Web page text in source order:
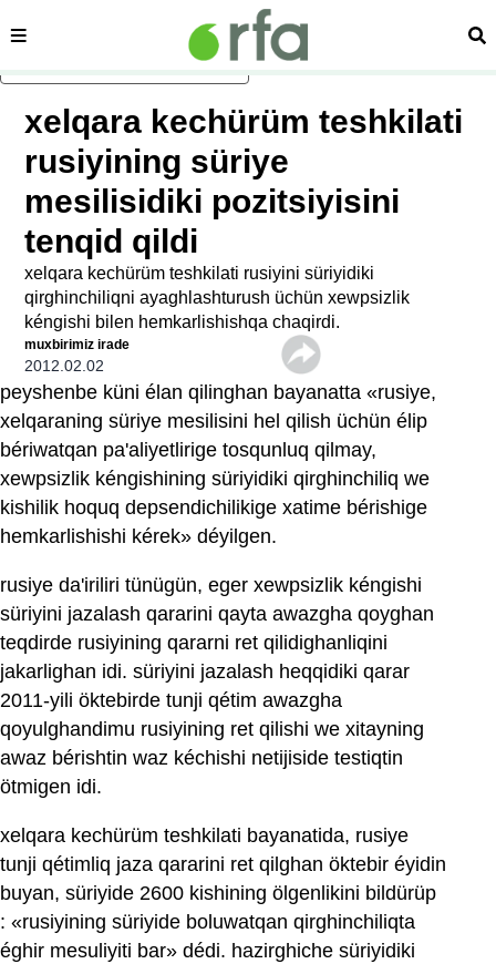
asasliq mezmungha atlang
sehipe
xelqara kechürüm teshkilati
rusiyining süriye
mesilisidiki pozitsiyisini
tenqid qildi
xelqara kechürüm teshkilati rusiyini süriyidiki
qirghinchiliqni ayaghlashturush üchün xewpsizlik
kéngishi bilen hemkarlishishqa chaqirdi.
muxbirimiz irade
2012.02.02
peyshenbe küni élan qilinghan bayanatta «rusiye,
xelqaraning süriye mesilisini hel qilish üchün élip
bériwatqan pa'aliyetlirige tosqunluq qilmay,
xewpsizlik kéngishining süriyidiki qirghinchiliq we
kishilik hoquq depsendichilikige xatime bérishige
hemkarlishishi kérek» déyilgen.
rusiye da'iriliri tünügün, eger xewpsizlik kéngishi
süriyini jazalash qararini qayta awazgha qoyghan
teqdirde rusiyining qararni ret qilidighanliqini
jakarlighan idi. süriyini jazalash heqqidiki qarar
2011-yili öktebirde tunji qétim awazgha
qoyulghandimu rusiyining ret qilishi we xitayning
awaz bérishtin waz kéchishi netijiside testiqtin
ötmigen idi.
xelqara kechürüm teshkilati bayanatida, rusiye
tunji qétimliq jaza qararini ret qilghan öktebir éyidin
buyan, süriyide 2600 kishining ölgenlikini bildürüp
: «rusiyining süriyide boluwatqan qirghinchiliqta
éghir mesuliyiti bar» dédi. hazirghiche süriyidiki